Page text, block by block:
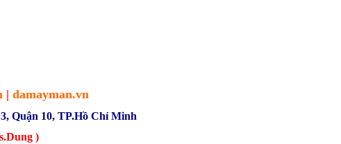
| damayman.vn
Quận 10, TP.Hồ Chí Minh
)